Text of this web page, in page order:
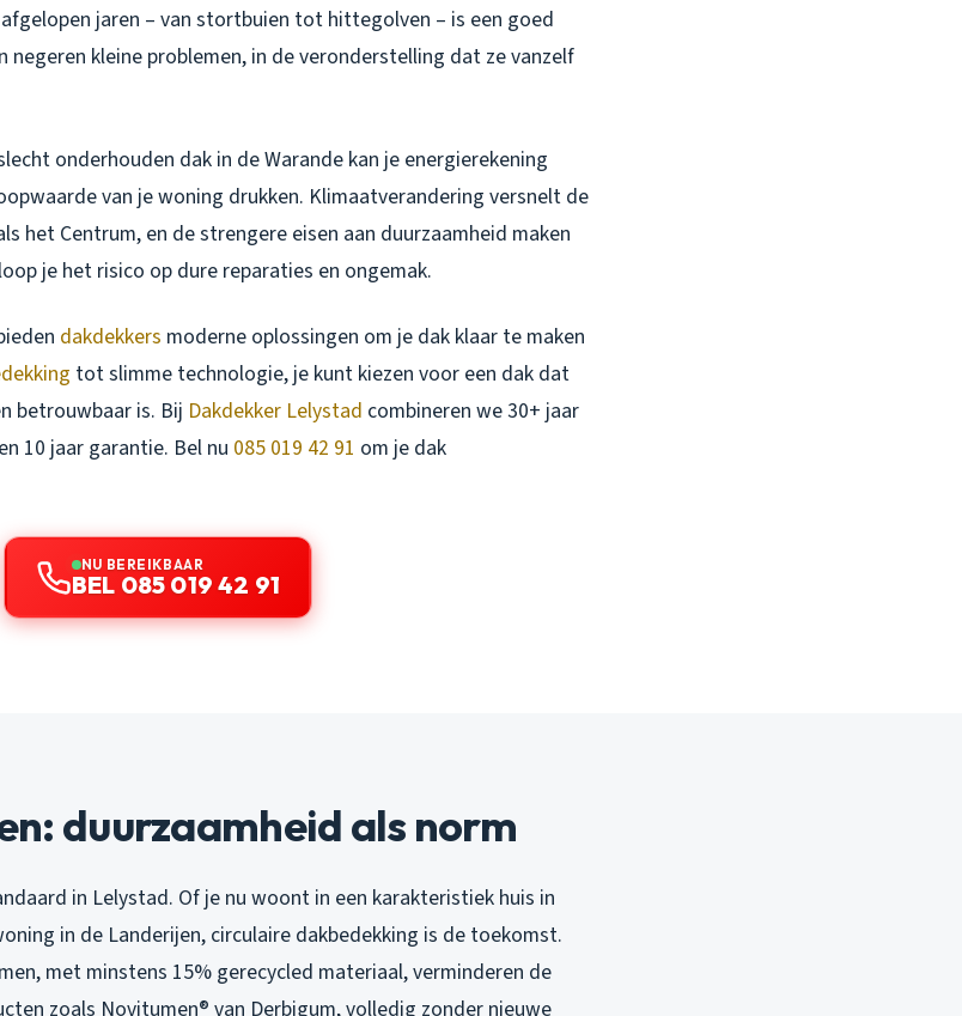
jaren – van stortbuien tot hittegolven – is een goed
negeren kleine problemen, in de veronderstelling dat ze vanzelf
onderhouden dak in de Warande kan je energierekening
van je woning drukken. Klimaatverandering versnelt de
het Centrum, en de strengere eisen aan duurzaamheid maken
je het risico op dure reparaties en ongemak.
dakdekkers moderne oplossingen om je dak klaar te maken
tot slimme technologie, je kunt kiezen voor een dak dat
betrouwbaar is. Bij Dakdekker Lelystad combineren we 30+ jaar
10 jaar garantie. Bel nu 085 019 42 91 om je dak
NU BEREIKBAAR
BEL 085 019 42 91
duurzaamheid als norm
in Lelystad. Of je nu woont in een karakteristiek huis in
in de Landerijen, circulaire dakbedekking is de toekomst.
met minstens 15% gerecycled materiaal, verminderen de
zoals Novitumen® van Derbigum, volledig zonder nieuwe